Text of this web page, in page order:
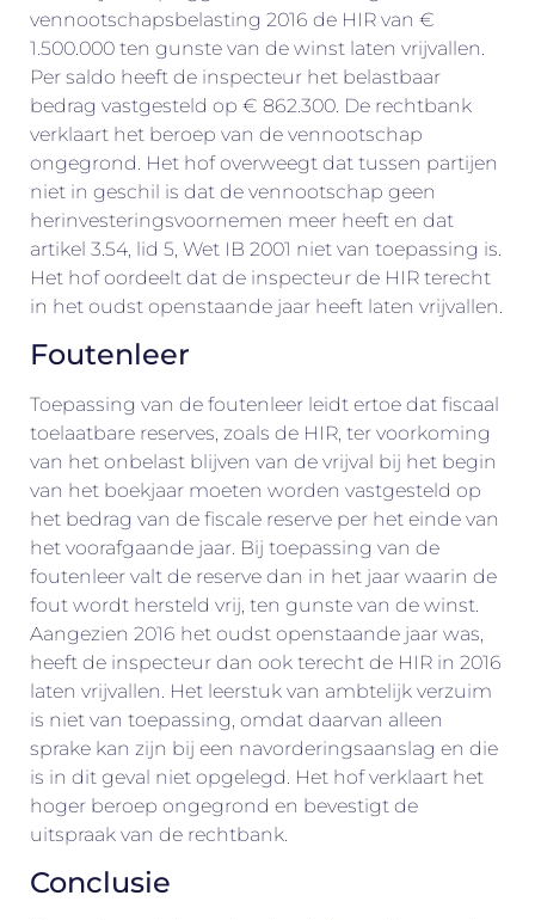
vennootschapsbelasting 2016 de HIR van €
1.500.000 ten gunste van de winst laten vrijvallen.
Per saldo heeft de inspecteur het belastbaar
bedrag vastgesteld op € 862.300. De rechtbank
verklaart het beroep van de vennootschap
ongegrond. Het hof overweegt dat tussen partijen
niet in geschil is dat de vennootschap geen
herinvesteringsvoornemen meer heeft en dat
artikel 3.54, lid 5, Wet IB 2001 niet van toepassing is.
Het hof oordeelt dat de inspecteur de HIR terecht
in het oudst openstaande jaar heeft laten vrijvallen.
Foutenleer
Toepassing van de foutenleer leidt ertoe dat fiscaal
toelaatbare reserves, zoals de HIR, ter voorkoming
van het onbelast blijven van de vrijval bij het begin
van het boekjaar moeten worden vastgesteld op
het bedrag van de fiscale reserve per het einde van
het voorafgaande jaar. Bij toepassing van de
foutenleer valt de reserve dan in het jaar waarin de
fout wordt hersteld vrij, ten gunste van de winst.
Aangezien 2016 het oudst openstaande jaar was,
heeft de inspecteur dan ook terecht de HIR in 2016
laten vrijvallen. Het leerstuk van ambtelijk verzuim
is niet van toepassing, omdat daarvan alleen
sprake kan zijn bij een navorderingsaanslag en die
is in dit geval niet opgelegd. Het hof verklaart het
hoger beroep ongegrond en bevestigt de
uitspraak van de rechtbank.
Conclusie